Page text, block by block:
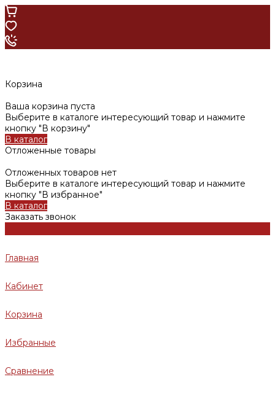
Корзина
Ваша корзина пуста
Выберите в каталоге интересующий товар и нажмите
кнопку "В корзину"
В каталог
Отложенные товары
Отложенных товаров нет
Выберите в каталоге интересующий товар и нажмите
кнопку "В избранное"
В каталог
Заказать звонок
Главная
Кабинет
Корзина
Избранные
Сравнение